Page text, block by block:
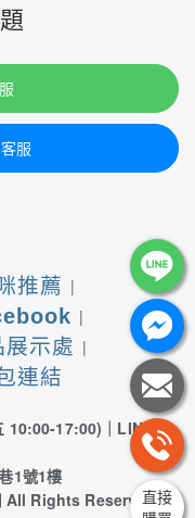
服
推薦
示處
連結
10:00-17:00) ｜LINE：
1號1樓
All Rights Reserved.
直接